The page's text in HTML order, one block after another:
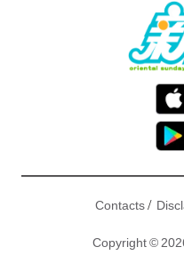
Contacts/
Copyright ©